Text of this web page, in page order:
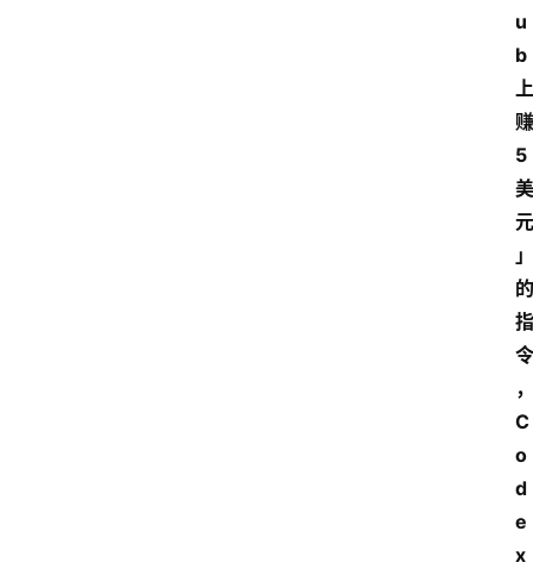
u
b
上
赚
5
美
元
」
的
指
令
，
C
o
d
e
x